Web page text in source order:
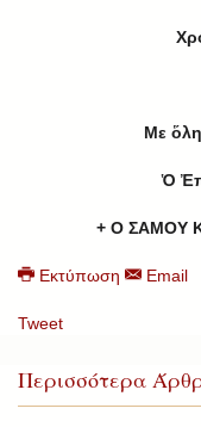
Με
Ὁ
+ Ο ΣΑΜΟΥ
Εκτύπωση Email
Tweet
Περισσότερα